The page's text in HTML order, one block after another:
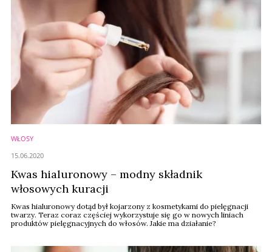
WŁOSY
Kwas hialuronowy – modny składnik
włosowych kuracji
Kwas hialuronowy dotąd był kojarzony z kosmetykami do pielęgnacji
twarzy. Teraz coraz częściej wykorzystuje się go w nowych liniach
produktów pielęgnacyjnych do włosów. Jakie ma działanie?
15.06.2020